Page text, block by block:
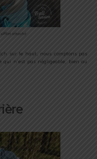
sifflet attaché
sur le haut, nous comptons pas
n’est pas négligeable, bien au